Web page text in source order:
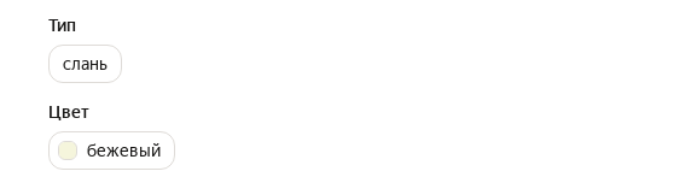
Тип
слань
Цвет
бежевый